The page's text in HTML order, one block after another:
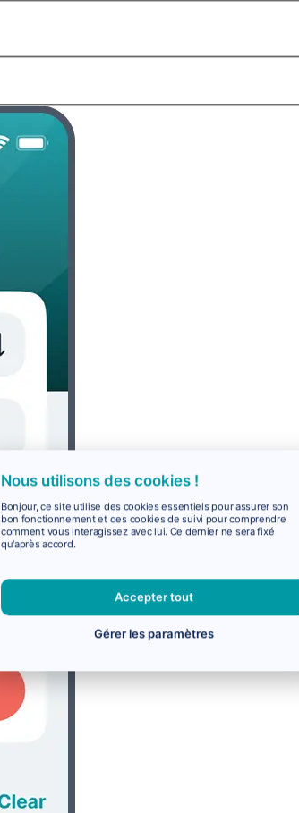
Nous utilisons des cookies !
Bonjour, ce site utilise des cookies essentiels pour assurer son
bon fonctionnement et des cookies de suivi pour comprendre
comment vous interagissez avec lui. Ce dernier ne sera fixé
qu'après accord.
Accepter tout
Gérer les paramètres